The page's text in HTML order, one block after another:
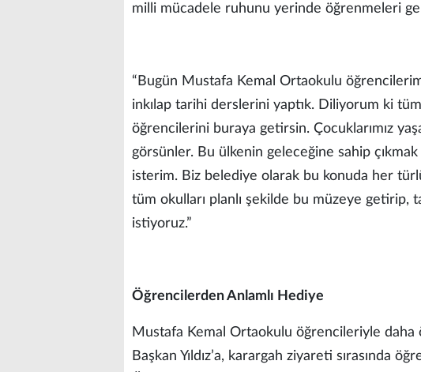
milli mücadele ruhunu yerinde öğrenmeleri
“Bugün Mustafa Kemal Ortaokulu
inkılap tarihi derslerini yaptık. Diliyorum ki
öğrencilerini buraya getirsin. Çocuklarımız
görsünler. Bu ülkenin geleceğine sahip
isterim. Biz belediye olarak bu konuda her
tüm okulları planlı şekilde bu müzeye getirip,
istiyoruz.”
Öğrencilerden Anlamlı Hediye
Mustafa Kemal Ortaokulu öğrencileriyle
Başkan Yıldız’a, karargah ziyareti sırasında